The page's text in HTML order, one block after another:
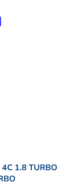
1.8